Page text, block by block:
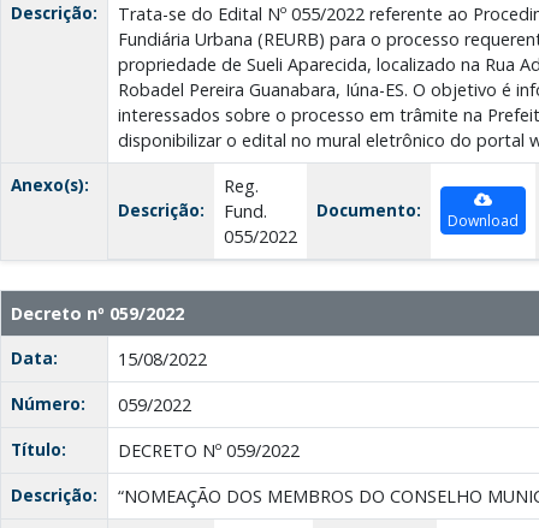
Descrição:
Trata-se do Edital Nº 055/2022 referente ao
Fundiária Urbana (REURB) para o processo
propriedade de Sueli Aparecida, localizado na Rua
Robadel Pereira Guanabara, Iúna-ES. O objetivo é
interessados sobre o processo em trâmite na
disponibilizar o edital no mural eletrônico do portal
Anexo(s):
Descrição:
Reg.
Fund.
055/2022
Documento: Download
Decreto nº 059/2022
Data:
15/08/2022
Número:
059/2022
Título:
DECRETO Nº 059/2022
Descrição:
“NOMEAÇÃO DOS MEMBROS DO CONSELHO